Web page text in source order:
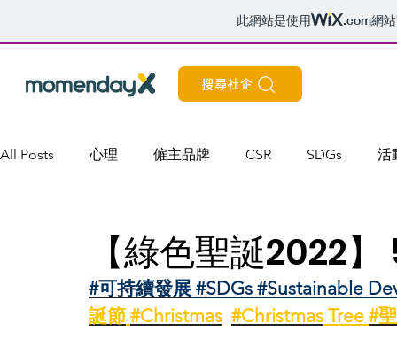
此網站是使用 .com網
搜尋社企
All Posts 心理 僱主品牌 CSR SDGs 活
【綠色聖誕2022
#可持續發展 #SDGs #Sustainable
誕節 #Christmas #Christmas Tree #